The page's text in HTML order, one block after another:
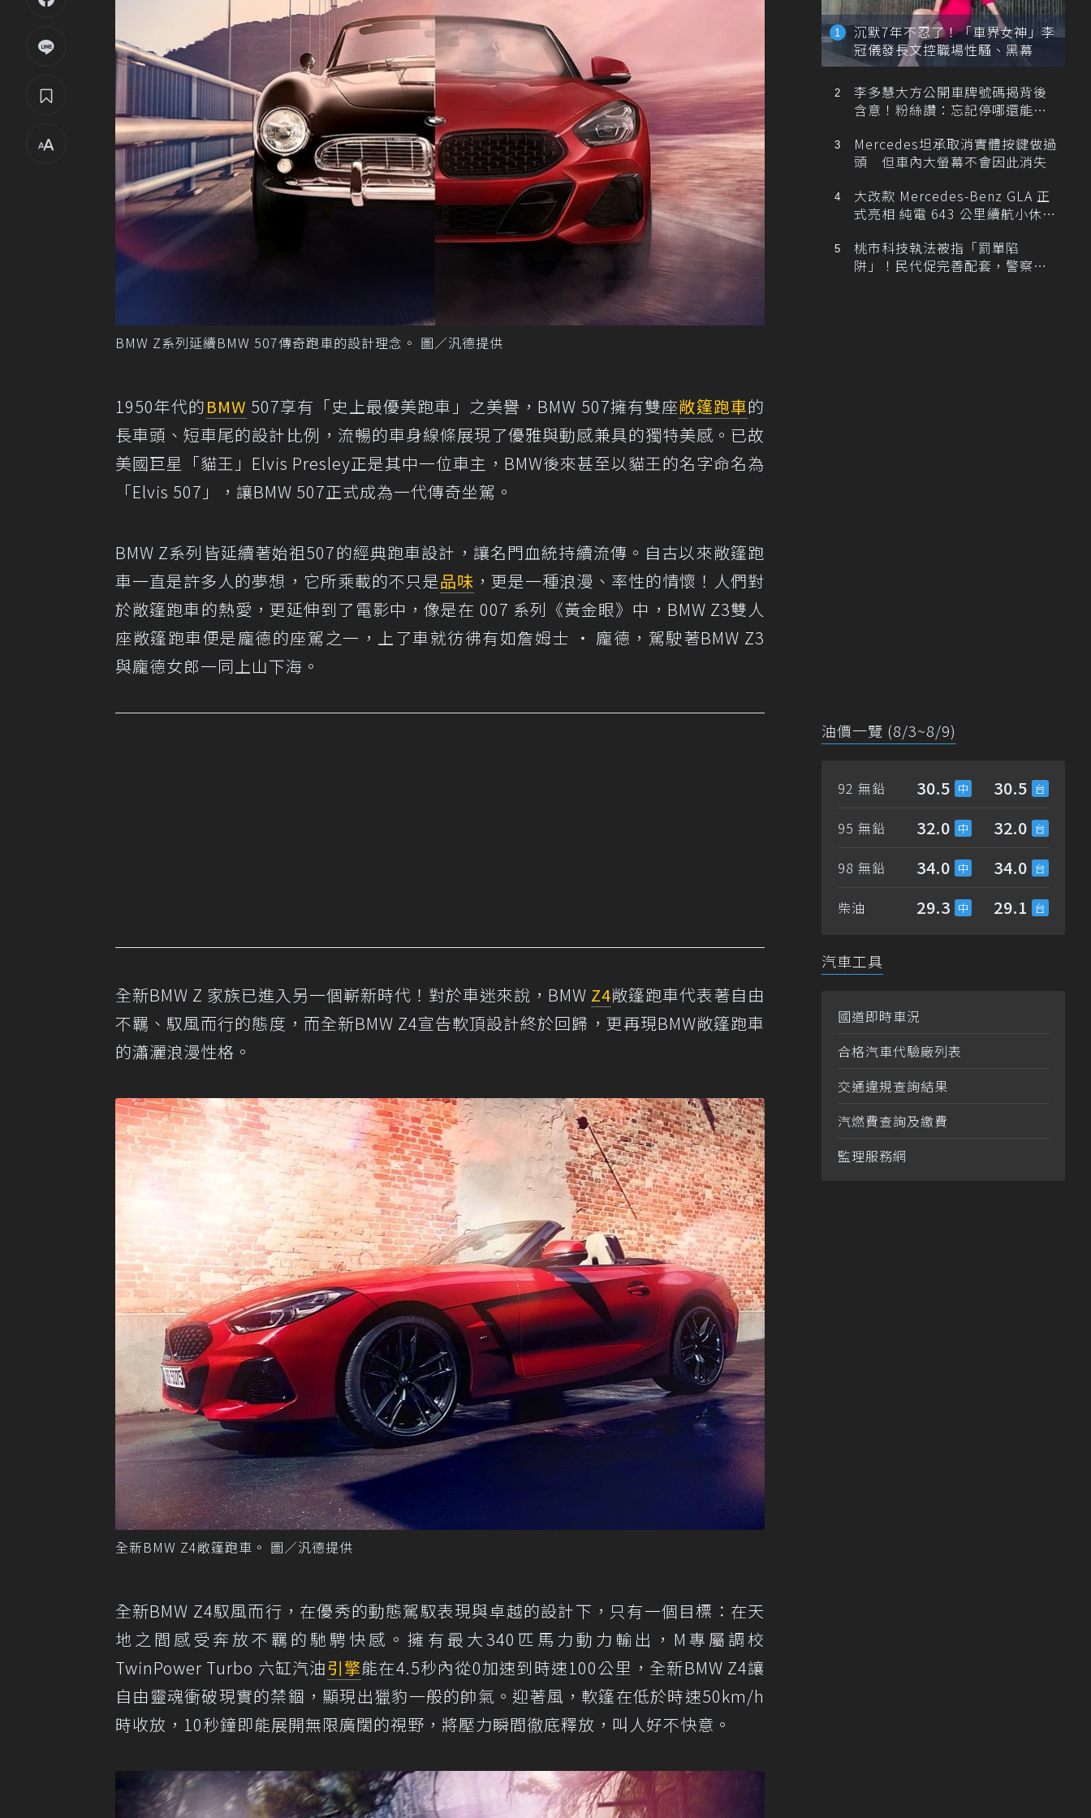
BMW Z系列延續BMW 507傳奇跑車的設計理念。 圖／汎德提供
1950年代的BMW 507享有「史上最優美跑車」之美譽，BMW 507擁有雙座敞篷跑車的
長車頭、短車尾的設計比例，流暢的車身線條展現了優雅與動感兼具的獨特美感。已故
美國巨星「貓王」Elvis Presley正是其中一位車主，BMW後來甚至以貓王的名字命名為
「Elvis 507」，讓BMW 507正式成為一代傳奇坐駕。
BMW Z系列皆延續著始祖507的經典跑車設計，讓名門血統持續流傳。自古以來敞篷跑
車一直是許多人的夢想，它所乘載的不只是品味 ，更是一種浪漫、率性的情懷！人們對
於敞篷跑車的熱愛，更延伸到了電影中，像是在 007 系列《黃金眼》中，BMW Z3雙人
座敞篷跑車便是龐德的座駕之一，上了車就彷彿有如詹姆士 ‧ 龐德，駕駛著BMW Z3
與龐德女郎一同上山下海。
全新BMW Z 家族已進入另一個嶄新時代！對於車迷來說，BMW Z4敞篷跑車代表著自由
不羈、馭風而行的態度，而全新BMW Z4宣告軟頂設計終於回歸，更再現BMW敞篷跑車
的瀟灑浪漫性格。
全新BMW Z4敞篷跑車。 圖／汎德提供
全新BMW Z4馭風而行，在優秀的動態駕馭表現與卓越的設計下，只有一個目標：在天
地之間感受奔放不羈的馳騁快感。擁有最大340匹馬力動力輸出，M專屬調校
TwinPower Turbo 六缸汽油引擎能在4.5秒內從0加速到時速100公里，全新BMW Z4讓
自由靈魂衝破現實的禁錮，顯現出獵豹一般的帥氣。迎著風，軟篷在低於時速50km/h
時收放，10秒鐘即能展開無限廣闊的視野，將壓力瞬間徹底釋放，叫人好不快意。
沉默7年不忍了！「車界女神」李
冠儀發長文控職場性騷、黑幕
李多慧大方公開車牌號碼揭背後
含意！粉絲讚：忘記停哪還能幫
Mercedes坦承取消實體按鍵做過
頭 但車內大螢幕不會因此消失
大改款 Mercedes-Benz GLA 正
式亮相 純電 643 公里續航小休
桃市科技執法被指「罰單陷
阱」！民代促完善配套，警察局
油價一覽 (8/3~8/9)
92 無鉛 30.5 30.5
95 無鉛 32.0 32.0
98 無鉛 34.0 34.0
柴油 29.3 29.1
汽車工具
國道即時車況
合格汽車代驗廠列表
交通違規查詢結果
汽燃費查詢及繳費
監理服務網